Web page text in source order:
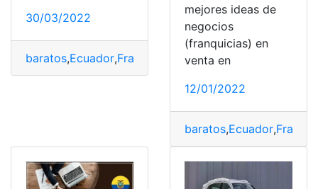
30/03/2022
baratos,Ecuador,Franquicias Negocios
mejores ideas de
negocios
(franquicias) en
venta en
12/01/2022
baratos,Ecuador,